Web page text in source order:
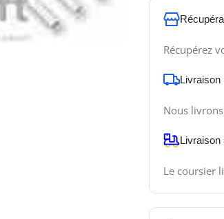
Récupérez
Livraison
Nous
Livraison
Le coursier